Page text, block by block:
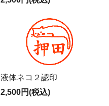
液体ネコ２認印
2,500円(税込)